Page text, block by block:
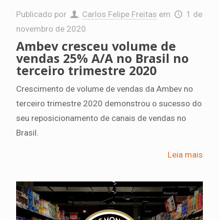
Publicado por Carlos Felipe Freitas em
1 de
novembro de 2020
Ambev cresceu volume de
vendas 25% A/A no Brasil no
terceiro trimestre 2020
Crescimento de volume de vendas da Ambev no
terceiro trimestre 2020 demonstrou o sucesso do
seu reposicionamento de canais de vendas no
Brasil.
Leia mais